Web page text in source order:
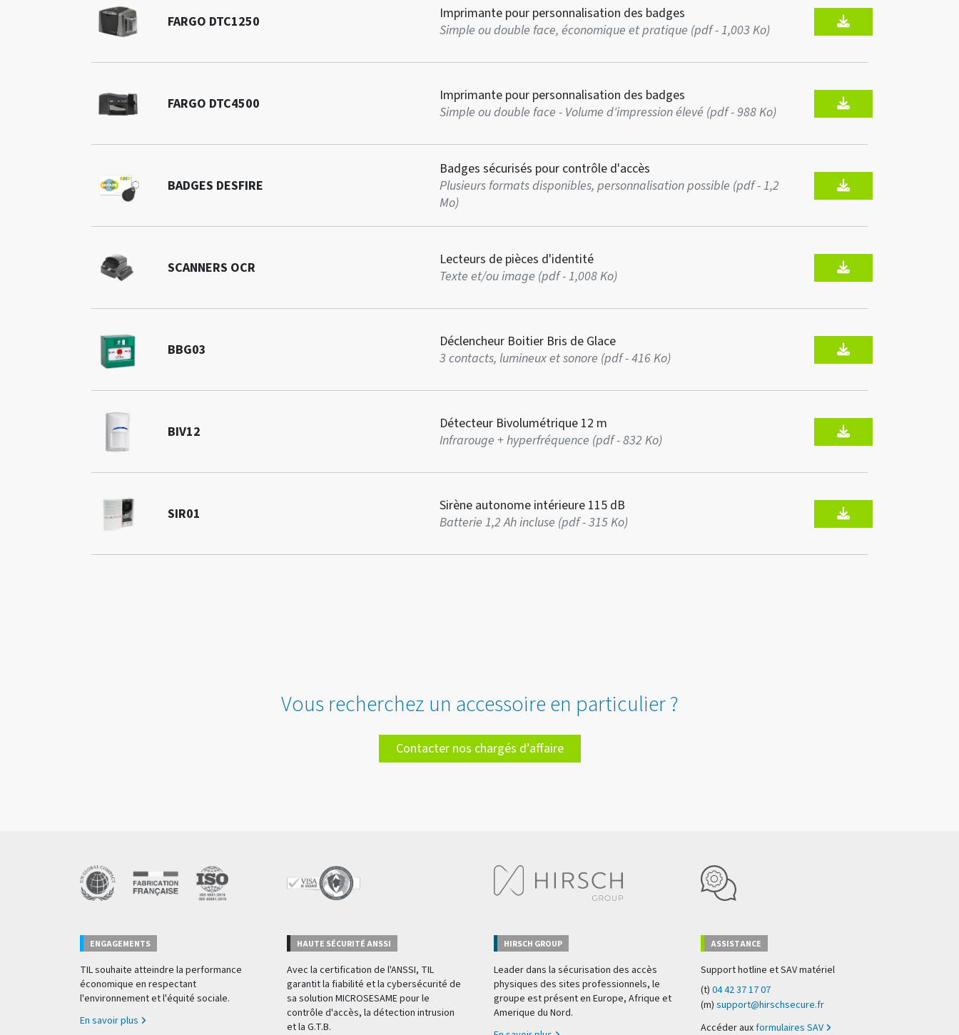
FARGO DTC1250
Imprimante pour personnalisation des badges
Simple ou double face, économique et pratique (pdf - 1,003 Ko)
FARGO DTC4500
Imprimante pour personnalisation des badges
Simple ou double face - Volume d'impression élevé (pdf - 988 Ko)
BADGES DESFIRE
Badges sécurisés pour contrôle d'accès
Plusieurs formats disponibles, personnalisation possible (pdf - 1,2
Mo)
SCANNERS OCR
Lecteurs de pièces d'identité
Texte et/ou image (pdf - 1,008 Ko)
BBG03
Déclencheur Boitier Bris de Glace
3 contacts, lumineux et sonore (pdf - 416 Ko)
BIV12
Détecteur Bivolumétrique 12 m
Infrarouge + hyperfréquence (pdf - 832 Ko)
SIR01
Sirène autonome intérieure 115 dB
Batterie 1,2 Ah incluse (pdf - 315 Ko)
Vous recherchez un accessoire en particulier ?
Contacter nos chargés d’affaire
ENGAGEMENTS
TIL souhaite atteindre la performance
économique en respectant
l'environnement et l'équité sociale.
En savoir plus
HAUTE SÉCURITÉ ANSSI
Avec la certification de l'ANSSI, TIL
garantit la fiabilité et la cybersécurité de
sa solution MICROSESAME pour le
contrôle d'accès, la détection intrusion
et la G.T.B.
HIRSCH GROUP
Leader dans la sécurisation des accès
physiques des sites professionnels, le
groupe est présent en Europe, Afrique et
Amerique du Nord.
ASSISTANCE
Support hotline et SAV matériel
(t) 04 42 37 17 07
(m) support@hirschsecure.fr
Accéder auxformulaires SAV